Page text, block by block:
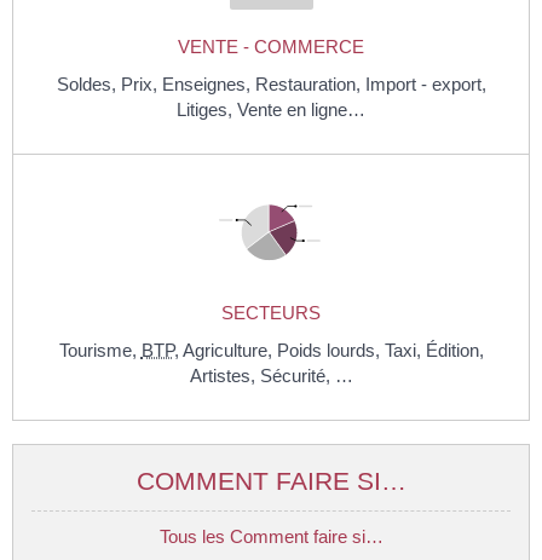
VENTE - COMMERCE
Soldes, Prix, Enseignes, Restauration, Import - export,
Litiges, Vente en ligne…
SECTEURS
Tourisme, BTP, Agriculture, Poids lourds, Taxi, Édition,
Artistes, Sécurité, …
COMMENT FAIRE SI…
Tous les Comment faire si…